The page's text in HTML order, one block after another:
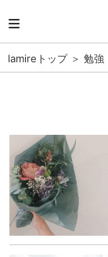
lamireトップ＞ 勉強